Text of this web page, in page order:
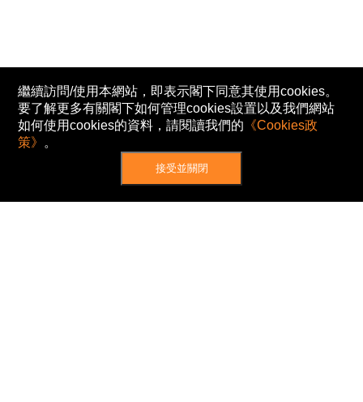
繼續訪問/使用本網站，即表示閣下同意其使用cookies。
要了解更多有關閣下如何管理cookies設置以及我們網站
如何使用cookies的資料，請閱讀我們的 《Cookies政
策》 。
接受並關閉